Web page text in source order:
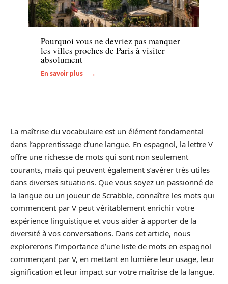
Voyage
Pourquoi vous ne devriez pas manquer
les villes proches de Paris à visiter
absolument
En savoir plus
La maîtrise du vocabulaire est un élément fondamental
dans l’apprentissage d’une langue. En espagnol, la lettre V
offre une richesse de mots qui sont non seulement
courants, mais qui peuvent également s’avérer très utiles
dans diverses situations. Que vous soyez un passionné de
la langue ou un joueur de Scrabble, connaître les mots qui
commencent par V peut véritablement enrichir votre
expérience linguistique et vous aider à apporter de la
diversité à vos conversations. Dans cet article, nous
explorerons l’importance d’une liste de mots en espagnol
commençant par V, en mettant en lumière leur usage, leur
signification et leur impact sur votre maîtrise de la langue.